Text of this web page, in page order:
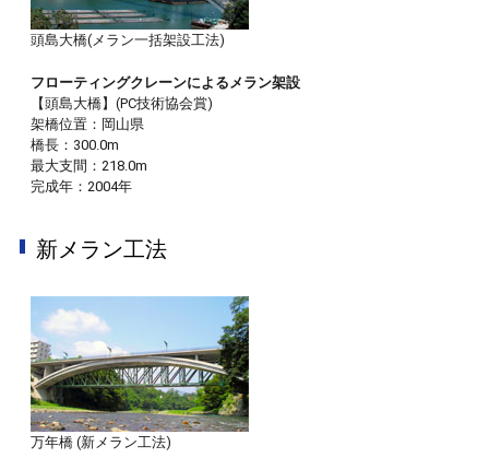
頭島大橋(メラン一括架設工法)
フローティングクレーンによるメラン架設
【頭島大橋】(PC技術協会賞)
架橋位置：岡山県
橋長：300.0m
最大支間：218.0m
完成年：2004年
新メラン工法
万年橋 (新メラン工法)